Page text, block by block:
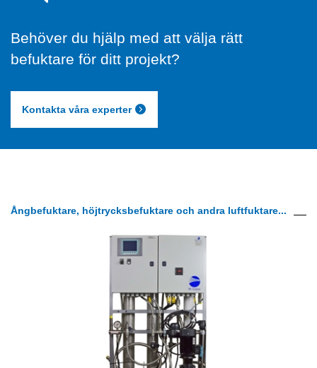
Behöver du hjälp med att välja rätt
befuktare för ditt projekt?
Kontakta våra experter
Ångbefuktare, höjtrycksbefuktare och andra luftfuktare...